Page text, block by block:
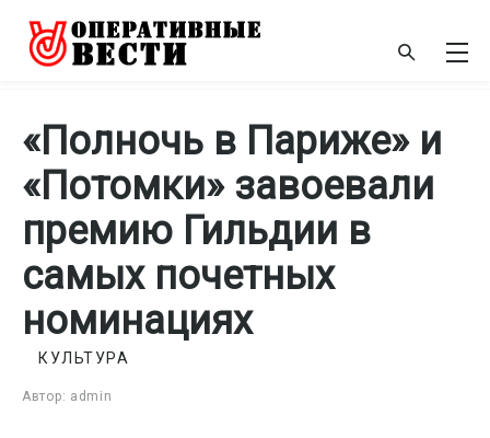
«Полночь в Париже» и
«Потомки» завоевали
премию Гильдии в
самых почетных
номинациях
Автор: admin
КУЛЬТУРА